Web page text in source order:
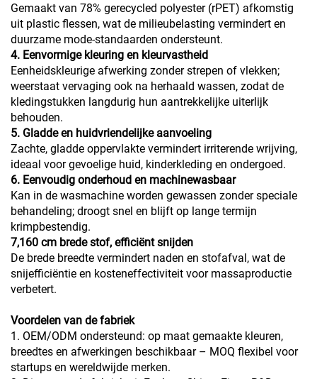
Gemaakt van 78% gerecycled polyester (rPET) afkomstig
uit plastic flessen, wat de milieubelasting vermindert en
duurzame mode-standaarden ondersteunt.
4. Eenvormige kleuring en kleurvastheid
Eenheidskleurige afwerking zonder strepen of vlekken;
weerstaat vervaging ook na herhaald wassen, zodat de
kledingstukken langdurig hun aantrekkelijke uiterlijk
behouden.
5. Gladde en huidvriendelijke aanvoeling
Zachte, gladde oppervlakte vermindert irriterende wrijving,
ideaal voor gevoelige huid, kinderkleding en ondergoed.
6. Eenvoudig onderhoud en machinewasbaar
Kan in de wasmachine worden gewassen zonder speciale
behandeling; droogt snel en blijft op lange termijn
krimpbestendig.
7,160 cm brede stof, efficiënt snijden
De brede breedte vermindert naden en stofafval, wat de
snijefficiëntie en kosteneffectiviteit voor massaproductie
verbetert.
Voordelen van de fabriek
1. OEM/ODM ondersteund: op maat gemaakte kleuren,
breedtes en afwerkingen beschikbaar – MOQ flexibel voor
startups en wereldwijde merken.